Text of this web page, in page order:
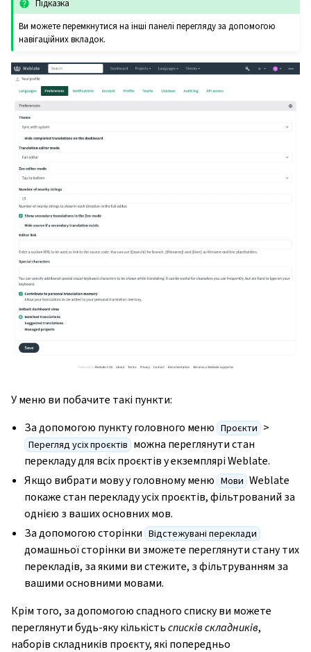
Підказка
Ви можете перемкнутися на інші панелі перегляду за допомогою
навігаційних вкладок.
У меню ви побачите такі пункти:
За допомогою пункту головного меню Проєкти >
Перегляд усіх проєктів можна переглянути стан
перекладу для всіх проєктів у екземплярі Weblate.
Якщо вибрати мову у головному меню Мови Weblate
покаже стан перекладу усіх проєктів, фільтрований за
однією з ваших основних мов.
За допомогою сторінки Відстежувані переклади
домашньої сторінки ви зможете переглянути стану тих
перекладів, за якими ви стежите, з фільтруванням за
вашими основними мовами.
Крім того, за допомогою спадного списку ви можете
переглянути будь-яку кількістьсписків складників,
наборів складників проєкту, які попередньо